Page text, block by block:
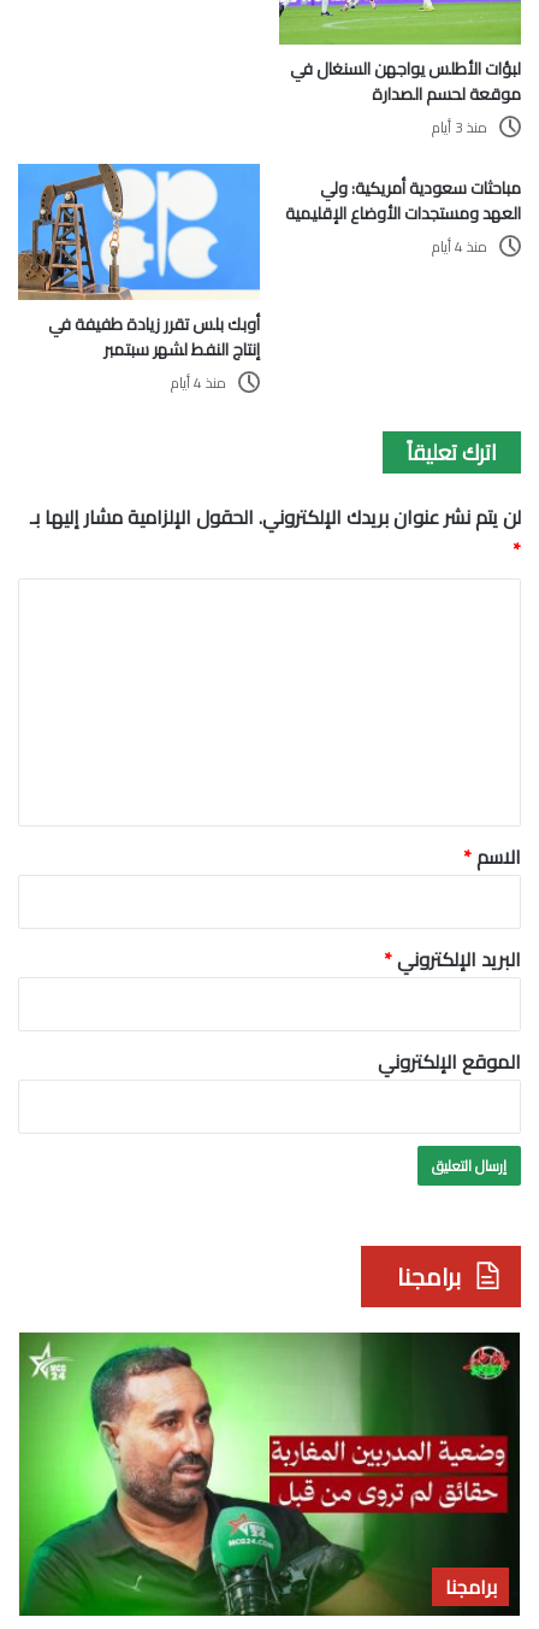
لبؤات الأطلس يواجهن السنغال في
موقعة لحسم الصدارة
منذ 3 أيام
مباحثات سعودية أمريكية: ولي
العهد ومستجدات الأوضاع الإقليمية
منذ 4 أيام
أوبك بلس تقرر زيادة طفيفة في
إنتاج النفط لشهر سبتمبر
منذ 4 أيام
اترك تعليقاً
لن يتم نشر عنوان بريدك الإلكتروني.الحقول الإلزامية مشار إليها بـ
*
*
الاسم*
البريد الإلكتروني*
الموقع الإلكتروني
برامجنا
برامجنا